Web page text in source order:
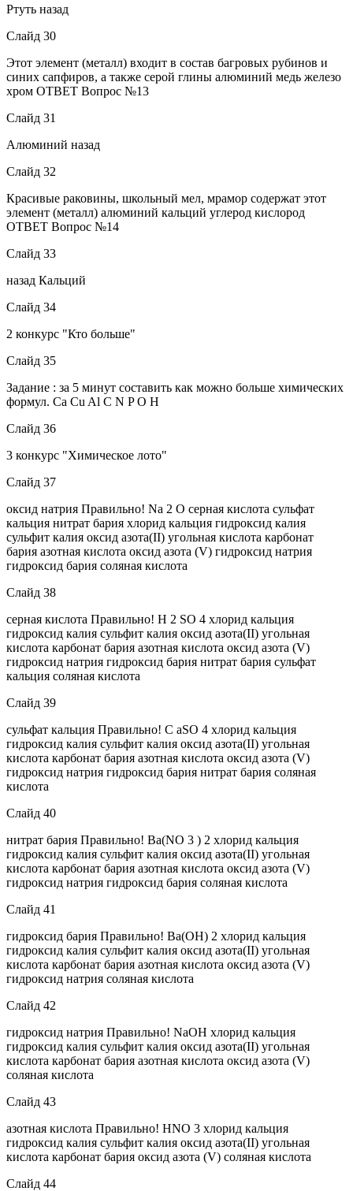
Ртуть назад
Слайд 30
Этот элемент (металл) входит в состав багровых рубинов и
синих сапфиров, а также серой глины алюминий медь железо
хром ОТВЕТ Вопрос №13
Слайд 31
Алюминий назад
Слайд 32
Красивые раковины, школьный мел, мрамор содержат этот
элемент (металл) алюминий кальций углерод кислород
ОТВЕТ Вопрос №14
Слайд 33
назад Кальций
Слайд 34
2 конкурс "Кто больше"
Слайд 35
Задание : за 5 минут составить как можно больше химических
формул. Ca Cu Al C N P O H
Слайд 36
3 конкурс "Химическое лото"
Слайд 37
оксид натрия Правильно! Na 2 O серная кислота сульфат
кальция нитрат бария хлорид кальция гидроксид калия
сульфит калия оксид азота(II) угольная кислота карбонат
бария азотная кислота оксид азота (V) гидроксид натрия
гидроксид бария соляная кислота
Слайд 38
серная кислота Правильно! H 2 SO 4 хлорид кальция
гидроксид калия сульфит калия оксид азота(II) угольная
кислота карбонат бария азотная кислота оксид азота (V)
гидроксид натрия гидроксид бария нитрат бария сульфат
кальция соляная кислота
Слайд 39
сульфат кальция Правильно! С aSO 4 хлорид кальция
гидроксид калия сульфит калия оксид азота(II) угольная
кислота карбонат бария азотная кислота оксид азота (V)
гидроксид натрия гидроксид бария нитрат бария соляная
кислота
Слайд 40
нитрат бария Правильно! Ba(NO 3 ) 2 хлорид кальция
гидроксид калия сульфит калия оксид азота(II) угольная
кислота карбонат бария азотная кислота оксид азота (V)
гидроксид натрия гидроксид бария соляная кислота
Слайд 41
гидроксид бария Правильно! Ba(OH) 2 хлорид кальция
гидроксид калия сульфит калия оксид азота(II) угольная
кислота карбонат бария азотная кислота оксид азота (V)
гидроксид натрия соляная кислота
Слайд 42
гидроксид натрия Правильно! NaOH хлорид кальция
гидроксид калия сульфит калия оксид азота(II) угольная
кислота карбонат бария азотная кислота оксид азота (V)
соляная кислота
Слайд 43
азотная кислота Правильно! HNO 3 хлорид кальция
гидроксид калия сульфит калия оксид азота(II) угольная
кислота карбонат бария оксид азота (V) соляная кислота
Слайд 44